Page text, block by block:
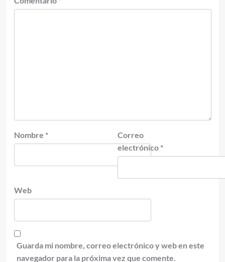
Nombre *
Correo
electrónico *
Web
Guarda mi nombre, correo electrónico y web en este
navegador para la próxima vez que comente.